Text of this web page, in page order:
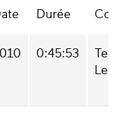
Durée
0:45:53